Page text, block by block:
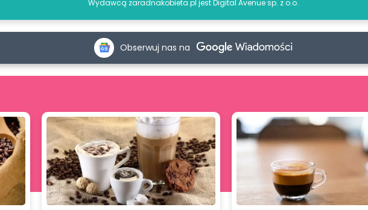
Wydawcą zaradnakobieta.pl jestDigital Avenue sp. z o.o.
Obserwuj nas na